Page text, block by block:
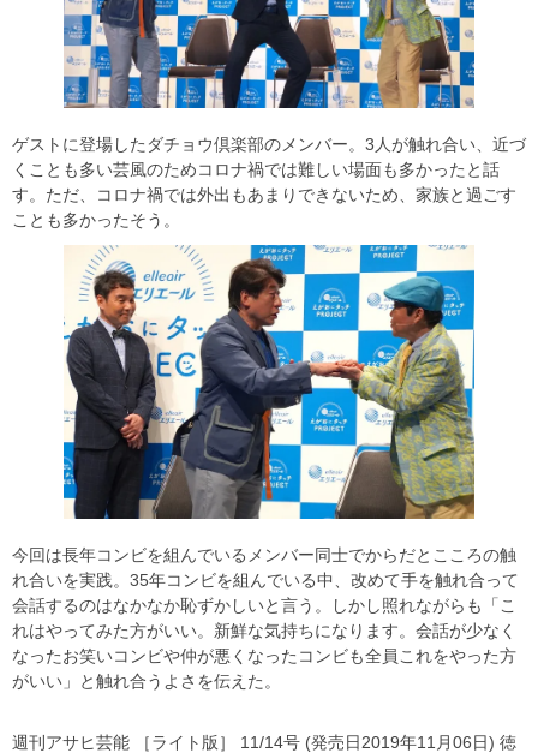
ゲストに登場したダチョウ倶楽部のメンバー。3人が触れ合い、近づ
くことも多い芸風のためコロナ禍では難しい場面も多かったと話
す。ただ、コロナ禍では外出もあまりできないため、家族と過ごす
ことも多かったそう。
今回は長年コンビを組んでいるメンバー同士でからだとこころの触
れ合いを実践。35年コンビを組んでいる中、改めて手を触れ合って
会話するのはなかなか恥ずかしいと言う。しかし照れながらも「こ
れはやってみた方がいい。新鮮な気持ちになります。会話が少なく
なったお笑いコンビや仲が悪くなったコンビも全員これをやった方
がいい」と触れ合うよさを伝えた。
週刊アサヒ芸能 ［ライト版］ 11/14号 (発売日2019年11月06日) 徳